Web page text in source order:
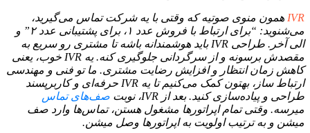
IVR همون منوی صوتیه که وقتی با یه شرکت تماس می‌گیرید،
می‌شنوید: “برای ارتباط با فروش عدد ۱، برای پشتیبانی عدد ۲” و
الی آخر. طراحی IVR باید هوشمندانه باشه تا مشتری رو سریع به
مقصدش برسونه و از سرگردانی جلوگیری کنه. یه IVR خوب، یعنی
کاهش زمان انتظار و افزایش رضایت مشتری. ما تو فنی و مهندسی
ارتباط ساز، بهتون کمک می‌کنیم تا یه IVR حرفه‌ای و کاربرپسند
طراحی و پیاده‌سازی کنید. بعد از IVR، نوبت
صف‌های تماس
میرسه. وقتی تمام اپراتورها مشغول هستن، تماس‌ها وارد صف
میشن و به ترتیب اولویت به اپراتورها وصل میشن.